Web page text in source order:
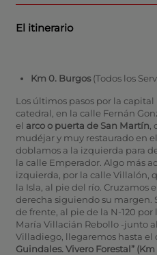
El itinerario
Km 0. Burgos(Todos los
Los últimos pasos por la
catedral, en la calle Fernán
el arco o puerta de San Martín
mudéjar y muy restaurado en el
doblamos a la izquierda para
la calle Emperador. Algo más
izquierda, por la calle Villalón,
la Isla, al pie del río. Cruzamos el
derecha siguiendo su margen.
de frente, al pie de la N-120 por
María Villacián Rebollo -junto
Villadiego, llegaremos hasta el
Guindales. Vivero Forestal” (Km